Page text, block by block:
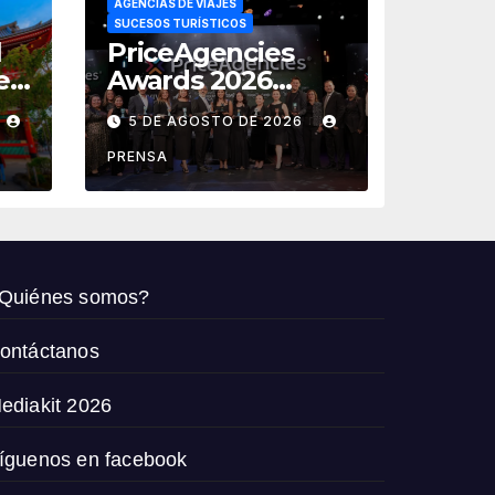
AGENCIAS DE VIAJES
SUCESOS TURÍSTICOS
PriceAgencies
Awards 2026
reconoce a las
agencias que
impulsan el
crecimiento del
México
5 DE AGOSTO DE 2026
PRENSA
somos?
2026
en facebook